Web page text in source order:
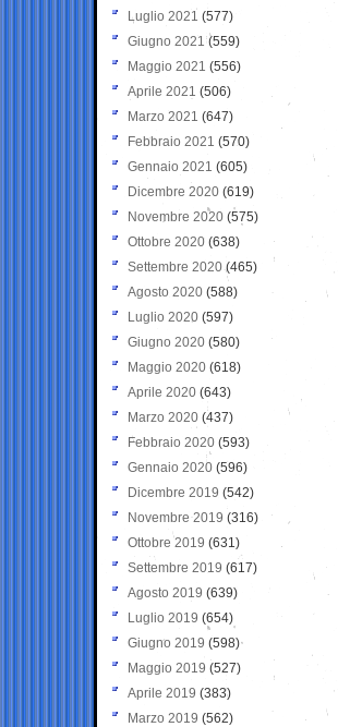
Luglio 2021 (577)
Giugno 2021(559)
Maggio 2021 (556)
Aprile 2021 (506)
Marzo 2021 (647)
Febbraio 2021 (570)
Gennaio 2021 (605)
Dicembre 2020 (619)
Novembre 2020 (575)
Ottobre 2020 (638)
Settembre 2020(465)
Agosto 2020 (588)
Luglio 2020 (597)
Giugno 2020 (580)
Maggio 2020 (618)
Aprile 2020 (643)
Marzo 2020 (437)
Febbraio 2020 (593)
Gennaio 2020 (596)
Dicembre 2019 (542)
Novembre 2019 (316)
Ottobre 2019 (631)
Settembre 2019 (617)
Agosto 2019 (639)
Luglio 2019 (654)
Giugno 2019 (598)
Maggio 2019 (527)
Aprile 2019 (383)
Marzo 2019 (562)